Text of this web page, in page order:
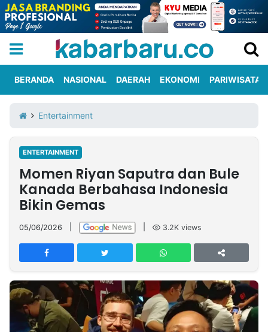
Iklan
Berita
Kami
Nasional
International
Olahraga
Entertainment
Daerah
Pariwisata
Kuliner
Kolom
Network
PT
TREETAN
INDONESIA
Partner
BERANDA NASIONAL DAERAH EKONOMI PARIWISATA
Entertainment
ENTERTAINMENT
Momen Riyan Saputra dan Bule
Kanada Berbahasa Indonesia
Bikin Gemas
05/06/2026 3.2K views